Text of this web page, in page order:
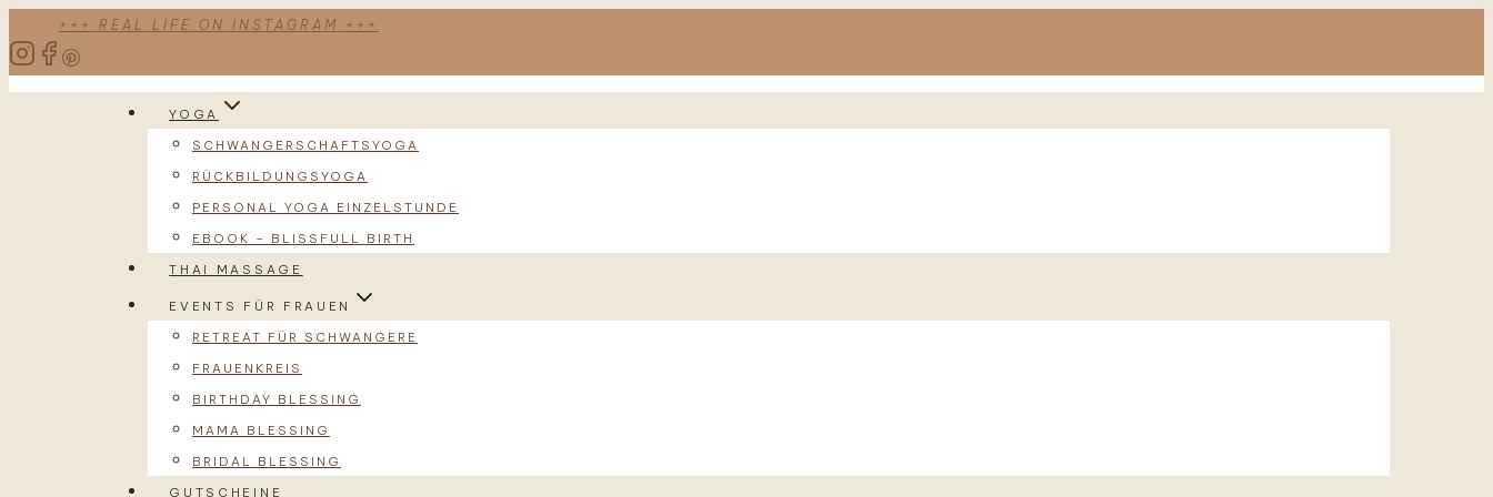
Inhalt
+++ REAL LIFE ON INSTAGRAM +++
YOGA
SCHWANGERSCHAFTSYOGA
RÜCKBILDUNGSYOGA
PERSONAL YOGA EINZELSTUNDE
EBOOK – BLISSFULL BIRTH
THAI MASSAGE
EVENTS FÜR FRAUEN
RETREAT FÜR SCHWANGERE
FRAUENKREIS
BIRTHDAY BLESSING
MAMA BLESSING
BRIDAL BLESSING
GUTSCHEINE